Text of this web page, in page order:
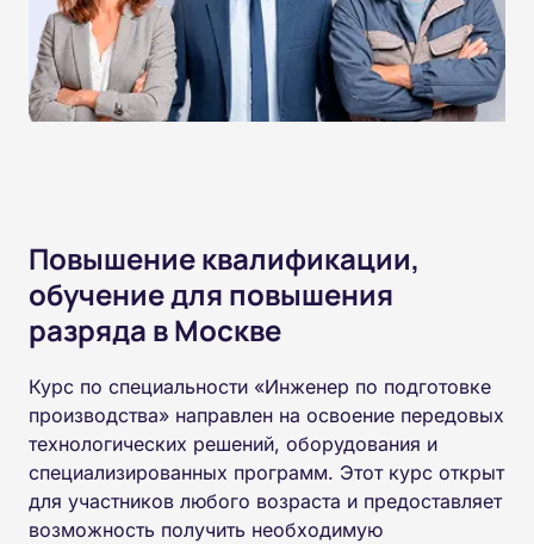
Повышение квалификации,
обучение для повышения
разряда в Москве
Курс по специальности «Инженер по подготовке
производства» направлен на освоение передовых
технологических решений, оборудования и
специализированных программ. Этот курс открыт
для участников любого возраста и предоставляет
возможность получить необходимую